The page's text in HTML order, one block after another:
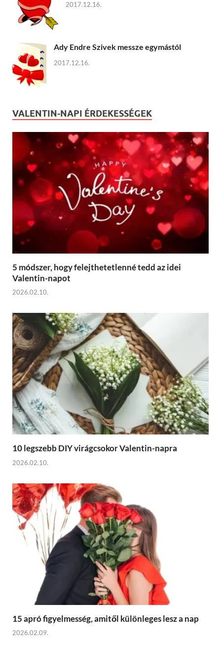
2017.12.16.
Ady Endre Szivek messze egymástól
2017.12.16.
VALENTIN-NAPI ÉRDEKESSÉGEK
5 módszer, hogy felejthetetlenné tedd az idei
Valentin-napot
2026.02.10.
10 legszebb DIY virágcsokor Valentin-napra
2026.02.10.
15 apró figyelmesség, amitől különleges lesz a nap
2026.02.09.